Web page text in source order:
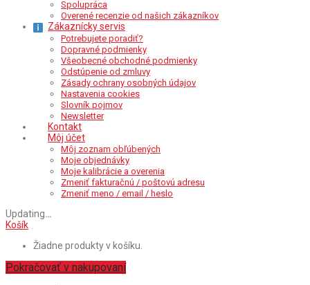
Spolupráca
Overené recenzie od našich zákazníkov
Zákaznícky servis
Potrebujete poradiť?
Dopravné podmienky
Všeobecné obchodné podmienky
Odstúpenie od zmluvy
Zásady ochrany osobných údajov
Nastavenia cookies
Slovník pojmov
Newsletter
Kontakt
Môj účet
Môj zoznam obľúbených
Moje objednávky
Moje kalibrácie a overenia
Zmeniť fakturačnú / poštovú adresu
Zmeniť meno / email / heslo
Updating…
Košík
Žiadne produkty v košíku.
Pokračovať v nakupovaní